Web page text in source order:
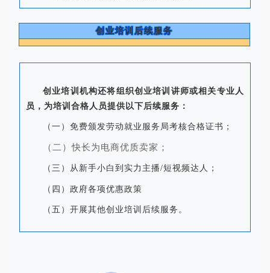
创业培训后续服务
创业培训机构还将组织创业培训讲师或相关专业人
员，为培训合格人员提供以下后续服务：
（一）免费颁发劳动就业服务局考核合格证书；
（二）快长为电商优质卖家；
（三）从新手小白到实力主播/短视频达人；
（四）政府各项优惠政策
（五）开展其他创业培训后续服务。